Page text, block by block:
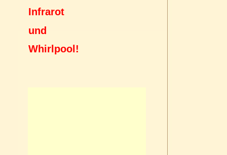
Infrarot
und
Whirlpool!